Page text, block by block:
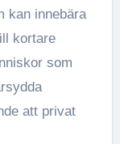
kan innebära
kortare
som
att privat